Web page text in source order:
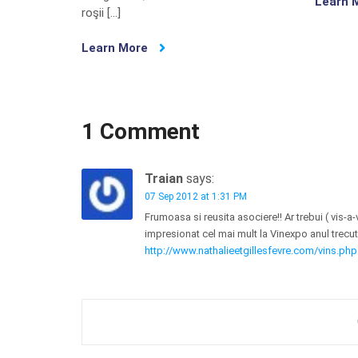
roşii […]
Learn More
1 Comment
Traian says:
07 Sep 2012 at 1:31 PM
Frumoasa si reusita asociere!! Ar trebui ( vis-
impresionat cel mai mult la Vinexpo anul
http://www.nathalieetgillesfevre.com/